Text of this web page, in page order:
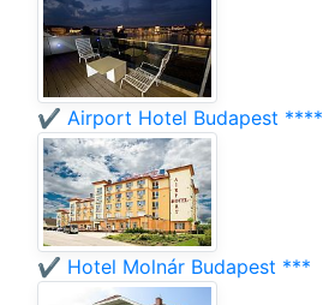
✔️ Airport Hotel Budapest ****
✔️ Hotel Molnár Budapest ***